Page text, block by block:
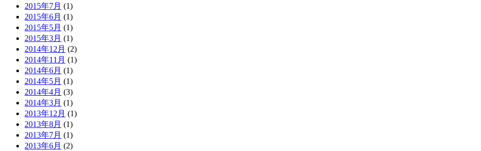
2015年7月 (1)
2015年6月 (1)
2015年5月 (1)
2015年3月 (1)
2014年12月 (2)
2014年11月 (1)
2014年6月 (1)
2014年5月 (1)
2014年4月 (3)
2014年3月 (1)
2013年12月 (1)
2013年8月 (1)
2013年7月 (1)
2013年6月 (2)